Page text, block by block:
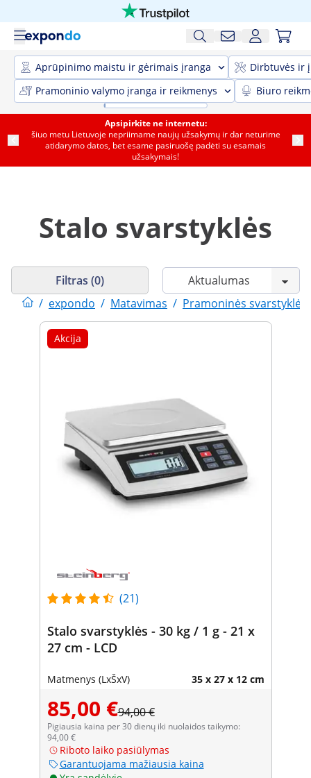
Aprūpinimo maistu ir gėrimais įranga
Dirbtuvės ir
Pramoninio valymo įranga ir reikmenys
Biuro
Apsipirkite ne internetu:
šiuo metu Lietuvoje nepriimame naujų užsakymų ir dar neturime
atidarymo datos, bet esame pasiruošę padėti su esamais
užsakymais!
Stalo svarstyklės
/ expondo / Matavimas / Pramoninės svarstyklės
Filtras (0)
Akcija
(21)
Stalo svarstyklės - 30 kg / 1 g - 21 x
27 cm - LCD
Matmenys (LxŠxV) 35 x 27 x 12 cm
85,00 €94,00 €
Pigiausia kaina per 30 dienų iki nuolaidos taikymo:
94,00 €
Riboto laiko pasiūlymas
Garantuojama mažiausia kaina